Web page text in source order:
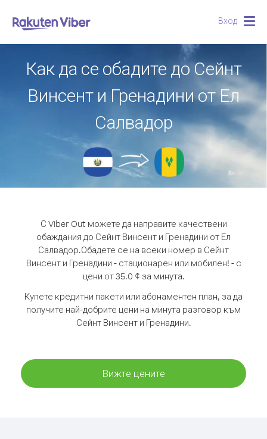
Вход
Как да се обадите до Сейнт
Винсент и Гренадини от Ел
Салвадор
С Viber Out можете да направите качествени
обаждания до Сейнт Винсент и Гренадини от Ел
Салвадор.Обадете се на всеки номер в Сейнт
Винсент и Гренадини - стационарен или мобилен! - с
цени от 35.0 ¢ за минута.
Купете кредитни пакети или абонаментен план, за да
получите най-добрите цени на минута разговор към
Сейнт Винсент и Гренадини.
Вижте цените